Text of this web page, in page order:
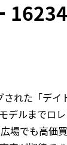
れた「デ
ルまでロ
でも高価